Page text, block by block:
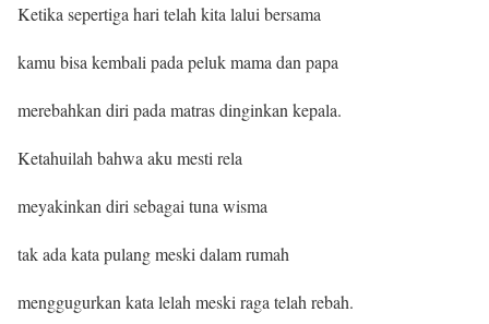
Ketika sepertiga hari telah kita lalui bersama
kamu bisa kembali pada peluk mama dan papa
merebahkan diri pada matras dinginkan kepala.
Ketahuilah bahwa aku mesti rela
meyakinkan diri sebagai tuna wisma
tak ada kata pulang meski dalam rumah
menggugurkan kata lelah meski raga telah rebah.